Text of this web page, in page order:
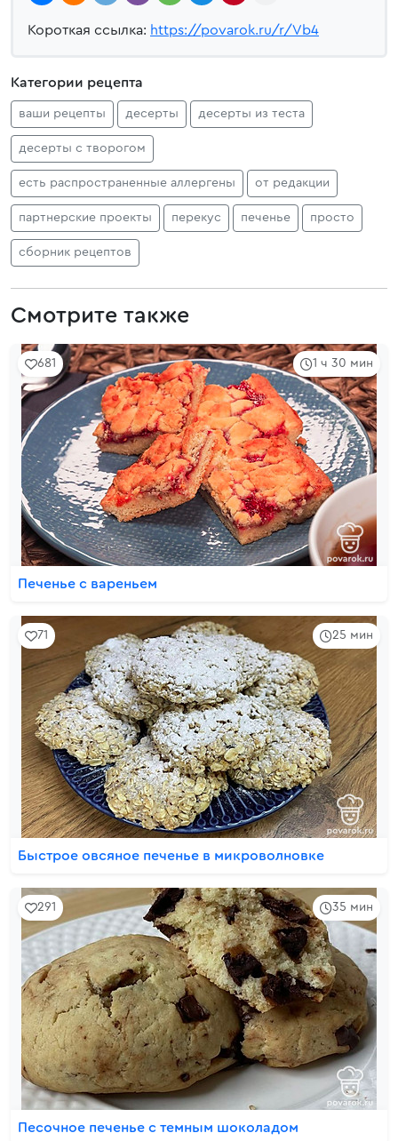
Короткая ссылка: https://povarok.ru/r/Vb4
Категории рецепта
ваши рецепты десерты десерты из теста
десерты с творогом
есть распространенные аллергены от редакции
партнерские проекты перекус печенье просто
сборник рецептов
Смотрите также
1 ч 30 мин
681
Печенье с вареньем
25 мин
71
Быстрое овсяное печенье в микроволновке
35 мин
291
Песочное печенье с темным шоколадом